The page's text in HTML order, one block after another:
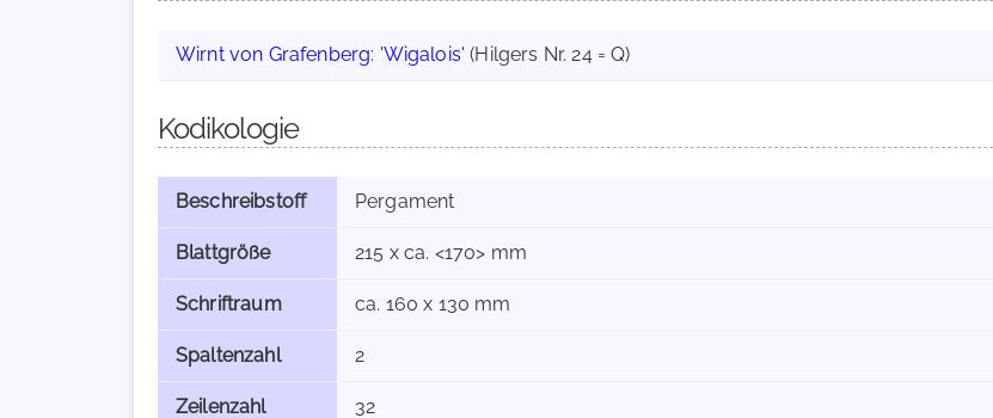
Wirnt von Grafenberg: 'Wigalois' (Hilgers Nr. 24 = Q)
Kodikologie
Beschreibstoff Pergament
Blattgröße 215 x ca. <170> mm
Schriftraum ca. 160 x 130 mm
Spaltenzahl 2
Zeilenzahl 32